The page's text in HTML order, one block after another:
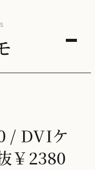
/ DVIケ
￥2380